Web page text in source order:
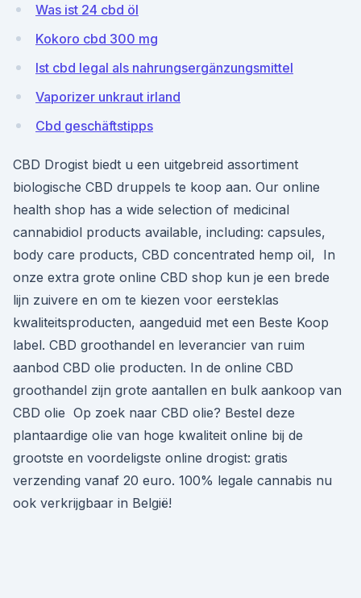
Was ist 24 cbd öl
Kokoro cbd 300 mg
Ist cbd legal als nahrungsergänzungsmittel
Vaporizer unkraut irland
Cbd geschäftstipps
CBD Drogist biedt u een uitgebreid assortiment
biologische CBD druppels te koop aan. Our online
health shop has a wide selection of medicinal
cannabidiol products available, including: capsules,
body care products, CBD concentrated hemp oil, In
onze extra grote online CBD shop kun je een brede
lijn zuivere en om te kiezen voor eersteklas
kwaliteitsproducten, aangeduid met een Beste Koop
label. CBD groothandel en leverancier van ruim
aanbod CBD olie producten. In de online CBD
groothandel zijn grote aantallen en bulk aankoop van
CBD olie Op zoek naar CBD olie? Bestel deze
plantaardige olie van hoge kwaliteit online bij de
grootste en voordeligste online drogist: gratis
verzending vanaf 20 euro. 100% legale cannabis nu
ook verkrijgbaar in België!